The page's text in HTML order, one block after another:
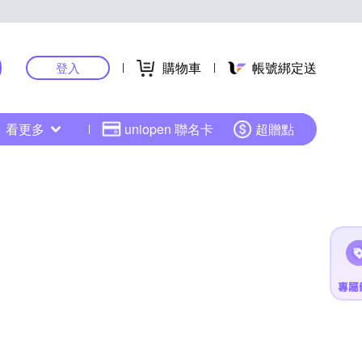
登入 購物車 帳號綁定送
看更多 uniopen 聯名卡 超贈點